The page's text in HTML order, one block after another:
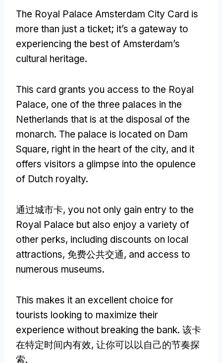
The Royal Palace Amsterdam City Card is
more than just a ticket; it’s a gateway to
experiencing the best of Amsterdam’s
cultural heritage.
This card grants you access to the Royal
Palace, one of the three palaces in the
Netherlands that is at the disposal of the
monarch. The palace is located on Dam
Square, right in the heart of the city, and it
offers visitors a glimpse into the opulence
of Dutch royalty.
通过城市卡, you not only gain entry to the
Royal Palace but also enjoy a variety of
other perks, including discounts on local
attractions, 免费公共交通, and access to
numerous museums.
This makes it an excellent choice for
tourists looking to maximize their
experience without breaking the bank. 该卡
在特定时间内有效, 让你可以以自己的节奏探
索.